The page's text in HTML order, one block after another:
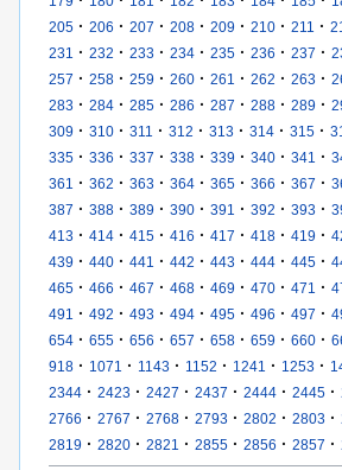
205 · 206 · 207 · 208 · 209 · 210 · 211 ·
231
· 232 · 233 · 234 · 235 · 236 · 237 ·
257 · 258 · 259 · 260 · 261 · 262 · 263 ·
283 · 284 · 285 · 286 · 287 · 288 · 289 ·
309 · 310 · 311 · 312 · 313 · 314 · 315 ·
335 · 336 · 337 · 338 · 339 · 340 · 341 ·
361
· 362 · 363 · 364 · 365 · 366 · 367 ·
387 · 388 · 389 · 390 · 391 · 392 · 393 ·
413 · 414 · 415 · 416 · 417 · 418 · 419 ·
439 · 440 · 441 · 442 · 443 · 444 · 445 ·
465 · 466 · 467 · 468 · 469 · 470 · 471 ·
491
· 492 · 493 · 494 · 495 · 496 · 497 ·
654 · 655 · 656 · 657 · 658 · 659 · 660 ·
918 · 1071 · 1143 · 1152 · 1241 · 1253 ·
2344 · 2423 · 2427 · 2437 · 2444 · 2445 ·
2766 · 2767 · 2768 · 2793 · 2802 · 2803 ·
2819 · 2820 · 2821 · 2855 · 2856 · 2857 ·